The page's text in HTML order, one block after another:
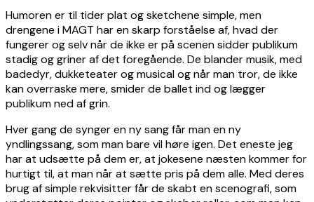
Humoren er til tider plat og sketchene simple, men
drengene i MAGT har en skarp forståelse af, hvad der
fungerer og selv når de ikke er på scenen sidder publikum
stadig og griner af det foregående. De blander musik, med
badedyr, dukketeater og musical og når man tror, de ikke
kan overraske mere, smider de ballet ind og lægger
publikum ned af grin.
Hver gang de synger en ny sang får man en ny
yndlingssang, som man bare vil høre igen. Det eneste jeg
har at udsætte på dem er, at jokesene næsten kommer for
hurtigt til, at man når at sætte pris på dem alle. Med deres
brug af simple rekvisitter får de skabt en scenografi, som